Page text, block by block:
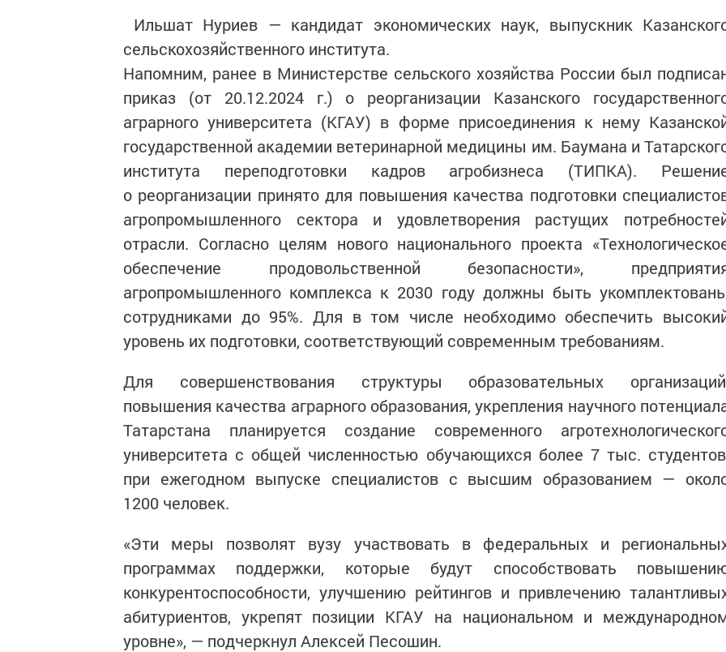
Ильшат Нуриев — кандидат экономических наук, выпускник
сельскохозяйственного института.
Напомним, ранее в Министерстве сельского хозяйства России был
приказ (от 20.12.2024 г.) о реорганизации Казанского
аграрного университета (КГАУ) в форме присоединения к нему
государственной академии ветеринарной медицины им. Баумана и
института переподготовки кадров агробизнеса (ТИПКА).
о реорганизации принято для повышения качества подготовки
агропромышленного сектора и удовлетворения растущих
отрасли. Согласно целям нового национального проекта
обеспечение продовольственной безопасности»,
агропромышленного комплекса к 2030 году должны быть
сотрудниками до 95%. Для в том числе необходимо обеспечить
уровень их подготовки, соответствующий современным требованиям.
Для совершенствования структуры образовательных
повышения качества аграрного образования, укрепления научного
Татарстана планируется создание современного
университета с общей численностью обучающихся более 7 тыс.
при ежегодном выпуске специалистов с высшим образованием —
1200 человек.
«Эти меры позволят вузу участвовать в федеральных и
программах поддержки, которые будут способствовать
конкурентоспособности, улучшению рейтингов и привлечению
абитуриентов, укрепят позиции КГАУ на национальном и
уровне», — подчеркнул Алексей Песошин.